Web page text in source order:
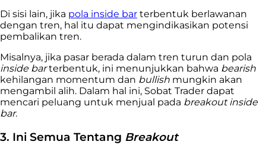
Di sisi lain, jika pola inside bar terbentuk berlawanan
dengan tren, hal itu dapat mengindikasikan potensi
pembalikan tren.
Misalnya, jika pasar berada dalam tren turun dan pola
inside barterbentuk, ini menunjukkan bahwa bearish
kehilangan momentum dan bullish mungkin akan
mengambil alih. Dalam hal ini, Sobat Trader dapat
mencari peluang untuk menjual pada breakout inside
bar.
3. Ini Semua Tentang Breakout